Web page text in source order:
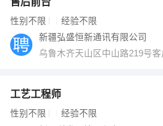
性别不限 经验不限
新疆弘盛恒新通讯有限公司
乌鲁木齐天山区中山路219号客
工艺工程师
性别不限 经验不限